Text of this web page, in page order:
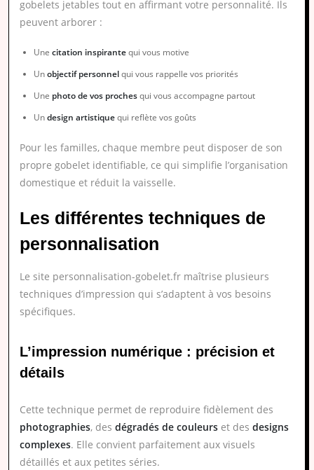
gobelets jetables tout en affirmant votre personnalité. Ils
peuvent arborer :
Une citation inspirantequi vous motive
Unobjectif personnelqui vous rappelle vos priorités
Une photo de vos prochesqui vous accompagne partout
Undesign artistiquequi reflète vos goûts
Pour les familles, chaque membre peut disposer de son
propre gobelet identifiable, ce qui simplifie l’organisation
domestique et réduit la vaisselle.
Les différentes techniques de
personnalisation
Le site personnalisation-gobelet.fr maîtrise plusieurs
techniques d’impression qui s’adaptent à vos besoins
spécifiques.
L’impression numérique : précision et
détails
Cette technique permet de reproduire fidèlement des
photographies, des dégradés de couleurs et des designs
complexes. Elle convient parfaitement aux visuels
détaillés et aux petites séries.